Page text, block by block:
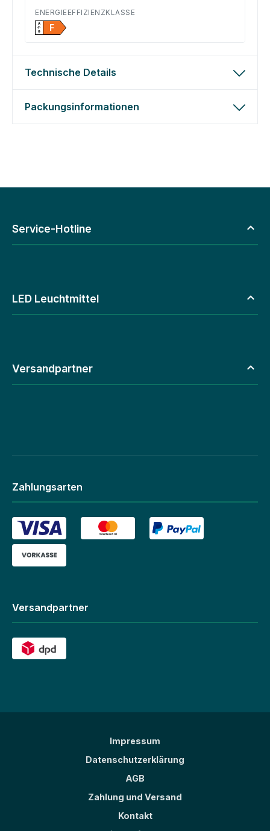
ENERGIEEFFIZIENZKLASSE
A
↑
G F
Technische Details
Packungsinformationen
Service-Hotline
LED Leuchtmittel
Versandpartner
Zahlungsarten
Versandpartner
Impressum
Datenschutzerklärung
AGB
Zahlung und Versand
Kontakt